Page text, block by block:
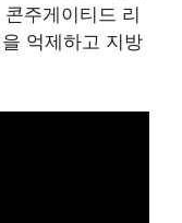
주게이티드 리
억제하고 지방